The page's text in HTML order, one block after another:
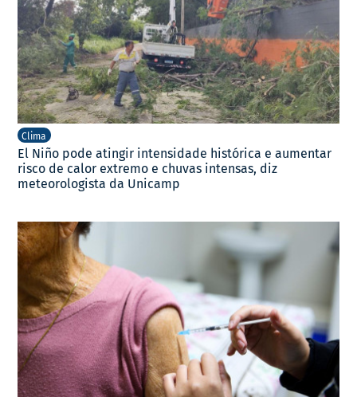
Clima
El Niño pode atingir intensidade histórica e aumentar
risco de calor extremo e chuvas intensas, diz
meteorologista da Unicamp